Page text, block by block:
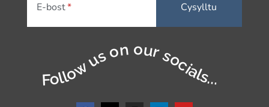
E-bost
Follow us on our socials...